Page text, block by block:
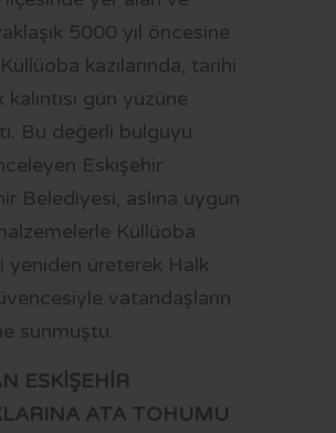
5000 yıl öncesine
kazılarında, tarihi
gün yüzüne
Bu değerli bulguyu
Eskişehir
Belediyesi, aslına uygun
Küllüoba
yeniden üreterek Halk
vatandaşların
sunmuştu.
ESKİŞEHİR
ATA TOHUMU